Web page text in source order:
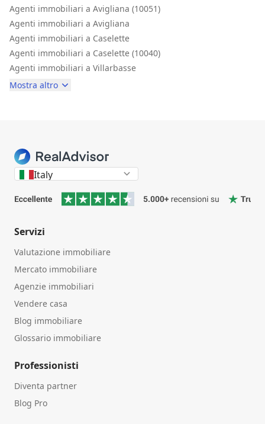
Agenti immobiliari a Avigliana (10051)
Agenti immobiliari a Avigliana
Agenti immobiliari a Caselette
Agenti immobiliari a Caselette (10040)
Agenti immobiliari a Villarbasse
Mostra altro
Italy
Servizi
Valutazione immobiliare
Mercato immobiliare
Agenzie immobiliari
Vendere casa
Blog immobiliare
Glossario immobiliare
Professionisti
Diventa partner
Blog Pro